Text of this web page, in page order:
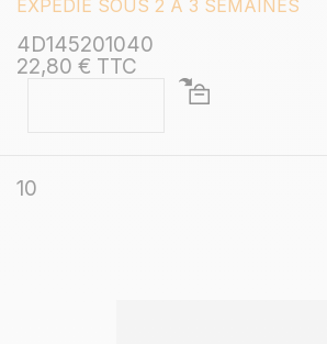
EXPEDIE SOUS 2 A 3 SEMAINES
4D145201040
22,80 € TTC
10